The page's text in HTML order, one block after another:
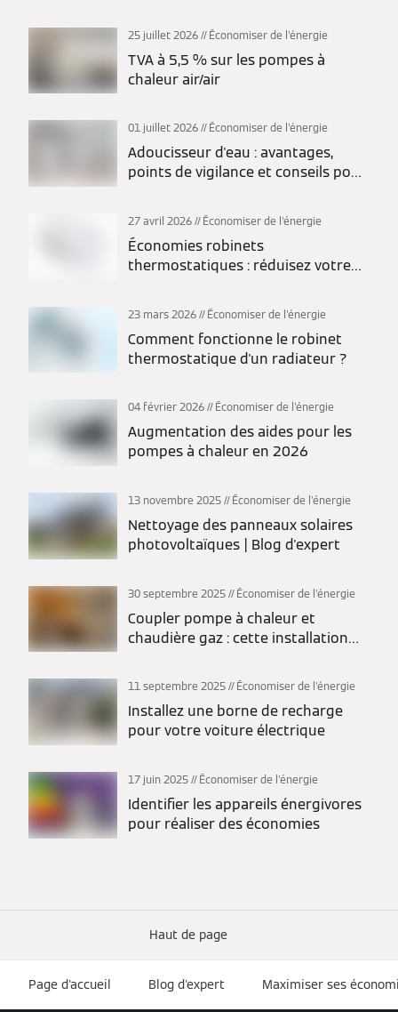
25 juillet 2026 Économiser de l'énergie
TVA à 5,5 % sur les pompes à
chaleur air/air
01 juillet 2026 Économiser de l'énergie
Adoucisseur d'eau : avantages,
points de vigilance et conseils pour
27 avril 2026 Économiser de l'énergie
Économies robinets
thermostatiques : réduisez votre
23 mars 2026 Économiser de l'énergie
Comment fonctionne le robinet
thermostatique d'un radiateur ?
04 février 2026 Économiser de l'énergie
Augmentation des aides pour les
pompes à chaleur en 2026
13 novembre 2025 Économiser de l'énergie
Nettoyage des panneaux solaires
photovoltaïques | Blog d'expert
30 septembre 2025 Économiser de l'énergie
Coupler pompe à chaleur et
chaudière gaz : cette installation
11 septembre 2025 Économiser de l'énergie
Installez une borne de recharge
pour votre voiture électrique
17 juin 2025 Économiser de l'énergie
Identifier les appareils énergivores
pour réaliser des économies
Haut de page
Page d'accueil Blog d'expert Maximiser ses